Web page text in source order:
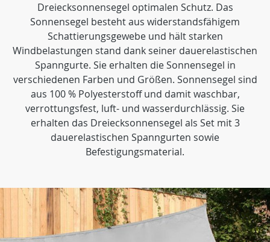
Dreiecksonnensegel optimalen Schutz. Das
Sonnensegel besteht aus widerstandsfähigem
Schattierungsgewebe und hält starken
Windbelastungen stand dank seiner dauerelastischen
Spanngurte. Sie erhalten die Sonnensegel in
verschiedenen Farben und Größen. Sonnensegel sind
aus 100 % Polyesterstoff und damit waschbar,
verrottungsfest, luft- und wasserdurchlässig. Sie
erhalten das Dreiecksonnensegel als Set mit 3
dauerelastischen Spanngurten sowie
Befestigungsmaterial.